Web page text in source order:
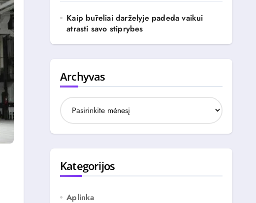
Kaip būreliai darželyje padeda vaikui
atrasti savo stiprybes
Archyvas
A
r
h
a
s
Kategorijos
Aplinka